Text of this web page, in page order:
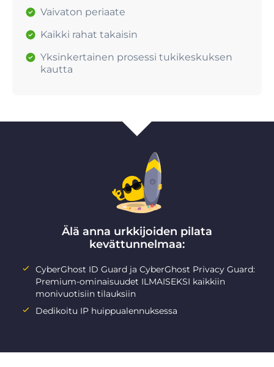
Vaivaton periaate
Kaikki rahat takaisin
Yksinkertainen prosessi tukikeskuksen
kautta
Älä anna urkkijoiden pilata
kevättunnelmaa:
CyberGhost ID Guard ja CyberGhost Privacy Guard:
Premium-ominaisuudet ILMAISEKSI kaikkiin
monivuotisiin tilauksiin
Dedikoitu IP huippualennuksessa